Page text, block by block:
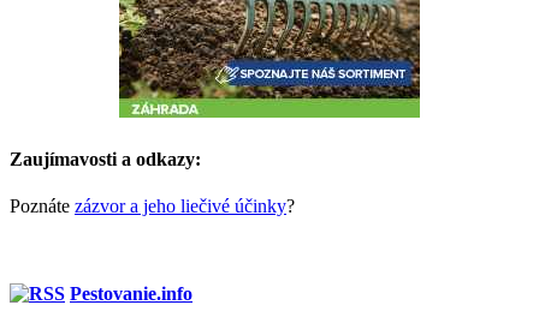
Zaujímavosti a odkazy:
Poznáte zázvor a jeho liečivé účinky?
Pestovanie.info